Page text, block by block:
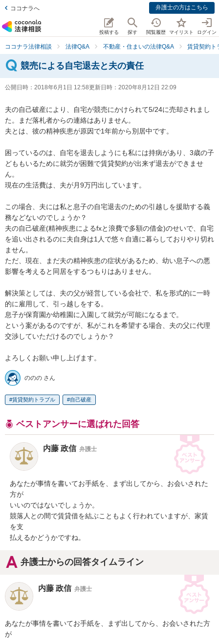
ココナラへ 弁護士の方はこちら
投稿する 探す 閲覧履歴 マイリスト ログイン
ココナラ法律相談 法律Q&A 不動産・住まいの法律Q&A 賃貸契約ト
競売による自宅退去と夫の責任
公開日時： 2018年6月1日 12:58更新日時： 2020年8月12日 22:09
夫の自己破産により、自宅が競売にかけられて5/24に売却されまし
た。まだ落札者からの連絡はありません。
夫とは、彼の精神疾患が原因で1年前から別居中です。
困っているのは、自宅を退去しようにも私には持病があり、3歳の子
どももいるために就労が困難で賃貸契約が出来ず退去ができませ
ん。
現在の生活費は、夫が月9万円出しています。
この場合、夫には私と息子の自宅退去のための引越しを援助する義
務などないのでしょうか？
夫の自己破産(精神疾患によるfxと浪費で多額の借金)のせいで、自宅
を追い出されるのに夫自身は1人で悠々自適に暮らしておりやり切れ
ません。
ただ、現在、まだ夫の精神疾患の症状があるため、幼い息子への悪
影響を考えると同居をするつもりはありません。
解決策としては、夫の父が経営している会社で、私を形式的に一時
的に雇用して、引っ越しをする。
息子が保育園か幼稚園に入園して就労が可能になるまで。
という案があるのですが、私がこれを希望する場合、夫の父に代理
交渉していただけるのでしょうか？
よろしくお願い申し上げます。
ののの さん
賃貸契約トラブル 自己破産
ベストアンサーに選ばれた回答
内藤 政信 弁護士
あなたが事情を書いてお手紙を、まず出してから、お会いされた
方が
いいのではないでしょうか。
競落人との間で賃貸借を結ぶこともよく行われていますが、家賃
を支
払えるかどうかですね。
弁護士からの回答タイムライン
内藤 政信 弁護士
あなたが事情を書いてお手紙を、まず出してから、お会いされた方
が